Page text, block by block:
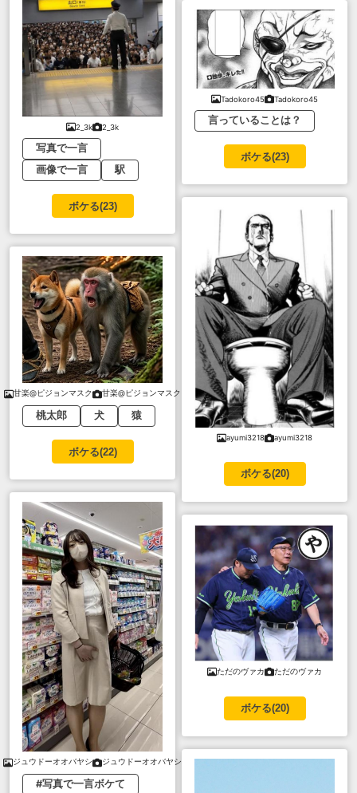
2_3k 2_3k
写真で一言
画像で一言
駅
ボケる(23)
甘楽@ピジョンマスク 甘楽@ピジョンマスク
桃太郎 犬 猿
ボケる(22)
ジュウドーオオバヤシ ジュウドーオオバヤシ
#写真で一言ボケて
Tadokoro45 Tadokoro45
言っていることは？
ボケる(23)
ayumi3218 ayumi3218
ボケる(20)
ただのヴァカ ただのヴァカ
ボケる(20)